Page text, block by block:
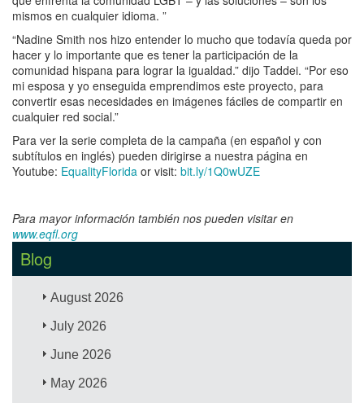
mismos en cualquier idioma. ”
“Nadine Smith nos hizo entender lo mucho que todavía queda por
hacer y lo importante que es tener la participación de la
comunidad hispana para lograr la igualdad.” dijo Taddei. “Por eso
mi esposa y yo enseguida emprendimos este proyecto, para
convertir esas necesidades en imágenes fáciles de compartir en
cualquier red social.”
Para ver la serie completa de la campaña (en español y con
subtítulos en inglés) pueden dirigirse a nuestra página en
Youtube: EqualityFlorida ​or visit: bit.ly/1Q0wUZE
Para mayor información también nos pueden visitar en
www.eqfl.org
Blog
August 2026
July 2026
June 2026
May 2026